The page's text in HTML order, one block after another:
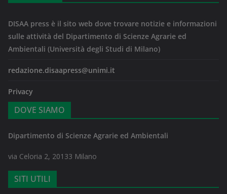
DISAA press è il sito web dove trovare notizie e informazioni
sulle attività del Dipartimento di Scienze Agrarie ed
Ambientali (Università degli Studi di Milano)
redazione.disaapress@unimi.it
Privacy
DOVE SIAMO
Dipartimento di Scienze Agrarie ed Ambientali
via Celoria 2, 20133 Milano
SITI UTILI